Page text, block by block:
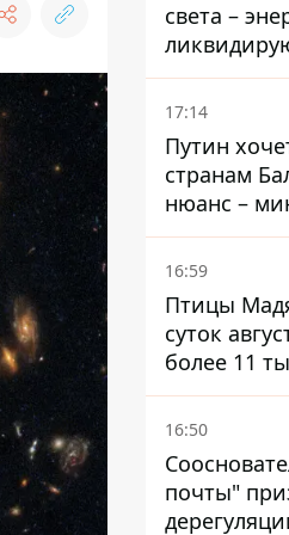
света –
17:14
Путин
странам
нюанс –
Литвы
16:59
Птицы
суток
более 11
целей и
около двух
16:50
почты"